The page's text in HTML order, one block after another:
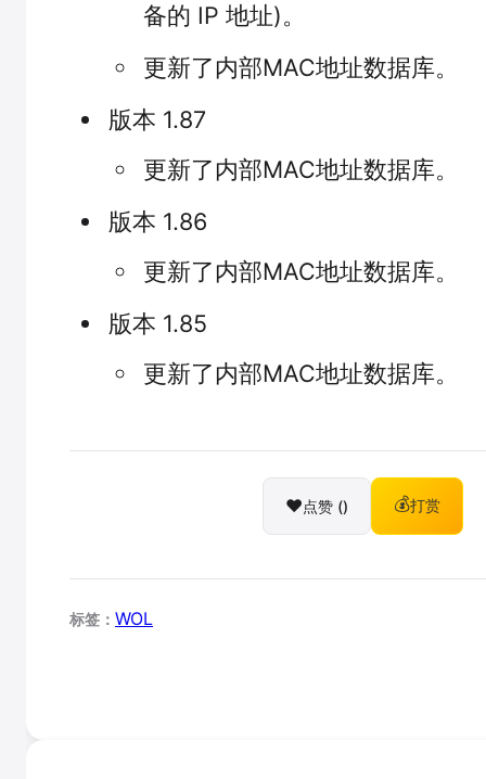
备的 IP 地址)。
更新了内部MAC地址数据库。
版本 1.87
更新了内部MAC地址数据库。
版本 1.86
更新了内部MAC地址数据库。
版本 1.85
更新了内部MAC地址数据库。
❤️点赞 () 💰打赏
标签： WOL